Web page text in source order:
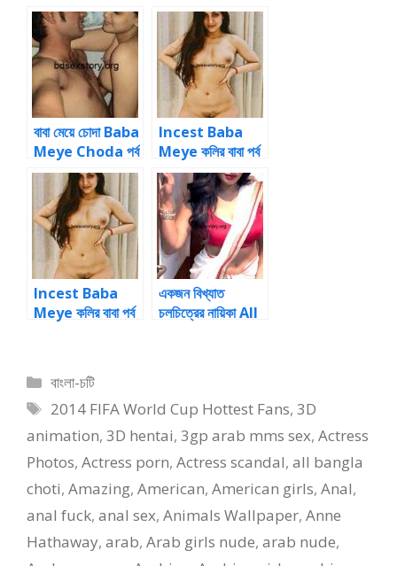
বাবা মেয়ে চোদা Baba
Meye Choda পর্ব
২ Story
Incest Baba
Meye কলির বাবা পর্ব
২ Story
Incest Baba
Meye কলির বাবা পর্ব
একজন বিখ্যাত
চলচিত্রের নায়িকা All
bangla sex
story
Categories
বাংলা-চটি
Tags
2014 FIFA World Cup Hottest Fans,3D
animation, 3D hentai, 3gp arab mms sex, Actress
Photos, Actress porn, Actress scandal, all bangla
choti, Amazing, American, American girls, Anal,
anal fuck, anal sex, Animals Wallpaper, Anne
Hathaway, arab, Arab girls nude, arab nude,